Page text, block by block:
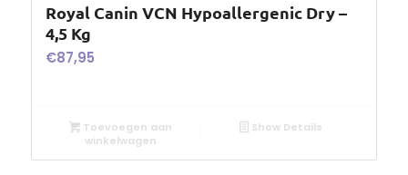
Royal Canin VCN Hypoallergenic Dry –
4,5 Kg
€87,95
Toevoegen aan
winkelwagen
Show Details